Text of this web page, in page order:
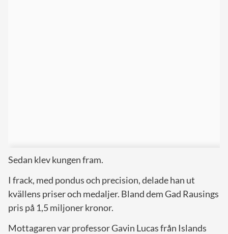
Sedan klev kungen fram.
I frack, med pondus och precision, delade han ut
kvällens priser och medaljer. Bland dem Gad Rausings
pris på 1,5 miljoner kronor.
Mottagaren var professor Gavin Lucas från Islands